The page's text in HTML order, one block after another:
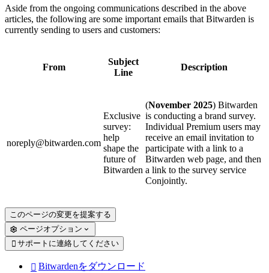
Aside from the ongoing communications described in the above
articles, the following are some important emails that Bitwarden is
currently sending to users and customers:
From
Subject
Line
Description
noreply@bitwarden.com
Exclusive
survey:
help
shape the
future of
Bitwarden
(November 2025) Bitwarden
is conducting a brand survey.
Individual Premium users may
receive an email invitation to
participate with a link to a
Bitwarden web page, and then
a link to the survey service
Conjointly.
このページの変更を提案する
ページオプション
 サポートに連絡してください
 Bitwardenをダウンロード